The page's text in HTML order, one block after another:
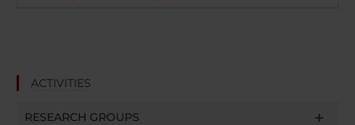
ACTIVITIES
RESEARCH GROUPS